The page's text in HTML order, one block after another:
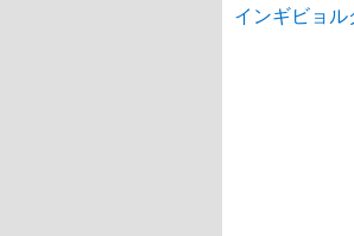
インギビョ